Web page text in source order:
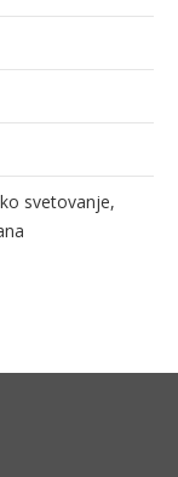
svetovanje,